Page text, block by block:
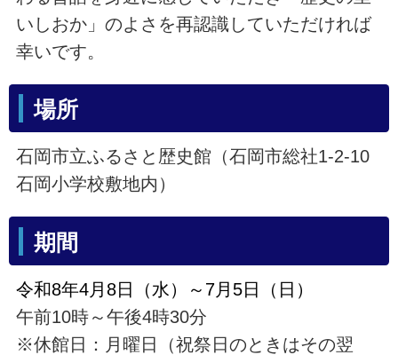
いしおか」のよさを再認識していただければ
幸いです。
場所
石岡市立ふるさと歴史館（石岡市総社1-2-10
石岡小学校敷地内）
期間
令和8年4月8日（水）～7月5日（日）
午前10時～午後4時30分
※休館日：月曜日（祝祭日のときはその翌